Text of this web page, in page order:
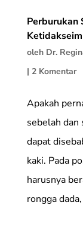
Perburukan
oleh Dr.
| 2 Komentar
Apakah
sebelah dan
dapat
kaki. Pada
harusnya
rongga